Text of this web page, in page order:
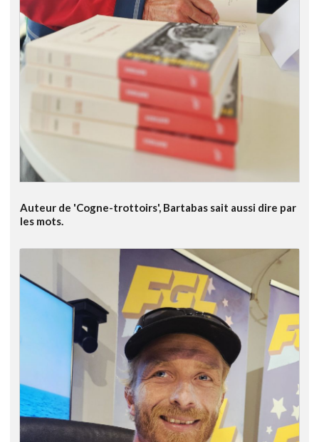
Auteur de 'Cogne-trottoirs', Bartabas sait aussi dire par
les mots.